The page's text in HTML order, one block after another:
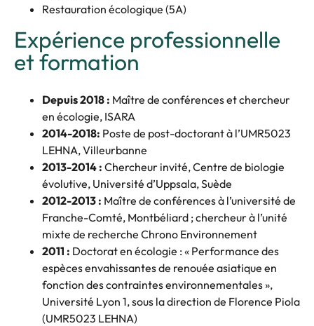
Restauration écologique (5A)
Expérience professionnelle
et formation
Depuis 2018 : Maître de conférences et chercheur
en écologie, ISARA
2014-2018: Poste de post-doctorant à l’UMR5023
LEHNA, Villeurbanne
2013-2014 : Chercheur invité, Centre de biologie
évolutive, Université d’Uppsala, Suède
2012-2013 : Maître de conférences à l’université de
Franche-Comté, Montbéliard ; chercheur à l’unité
mixte de recherche Chrono Environnement
2011 : Doctorat en écologie : « Performance des
espèces envahissantes de renouée asiatique en
fonction des contraintes environnementales »,
Université Lyon 1, sous la direction de Florence Piola
(UMR5023 LEHNA)